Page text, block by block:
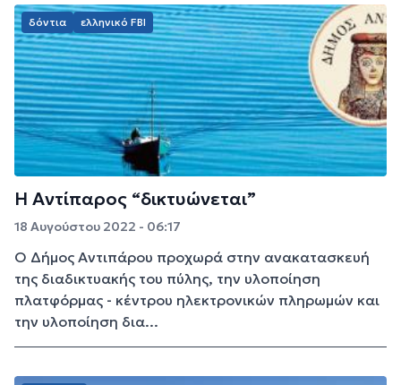
δόντια ελληνικό FBI
Η Αντίπαρος “δικτυώνεται”
18 Αυγούστου 2022 - 06:17
Ο Δήμος Αντιπάρου προχωρά στην ανακατασκευή
της διαδικτυακής του πύλης, την υλοποίηση
πλατφόρμας - κέντρου ηλεκτρονικών πληρωμών και
την υλοποίηση δια...